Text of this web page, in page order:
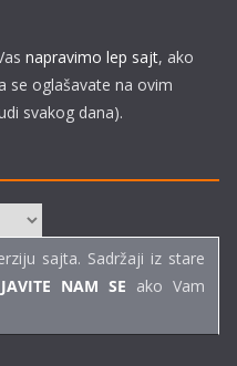
napravimo lep sajt, ako
se oglašavate na ovim
svakog dana).
sajta. Sadržaji iz stare
JAVITE NAM SE ako Vam